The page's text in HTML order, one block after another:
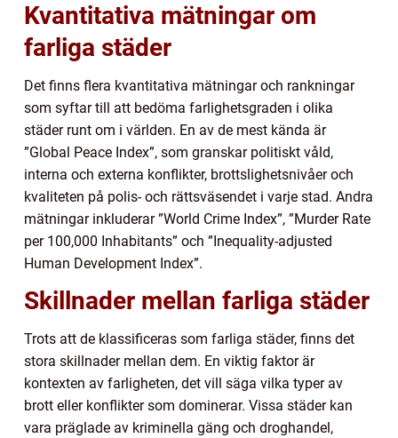
Kvantitativa mätningar om
farliga städer
Det finns flera kvantitativa mätningar och rankningar
som syftar till att bedöma farlighetsgraden i olika
städer runt om i världen. En av de mest kända är
”Global Peace Index”, som granskar politiskt våld,
interna och externa konflikter, brottslighetsnivåer och
kvaliteten på polis- och rättsväsendet i varje stad. Andra
mätningar inkluderar ”World Crime Index”, ”Murder Rate
per 100,000 Inhabitants” och ”Inequality-adjusted
Human Development Index”.
Skillnader mellan farliga städer
Trots att de klassificeras som farliga städer, finns det
stora skillnader mellan dem. En viktig faktor är
kontexten av farligheten, det vill säga vilka typer av
brott eller konflikter som dominerar. Vissa städer kan
vara präglade av kriminella gäng och droghandel,